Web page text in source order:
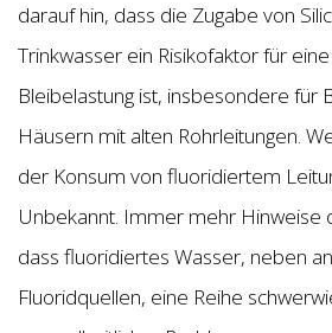
darauf hin, dass die Zugabe von
Trinkwasser ein Risikofaktor für
Bleibelastung ist, insbesondere für
Häusern mit alten Rohrleitungen.
der Konsum von fluoridiertem
Unbekannt. Immer mehr Hinweise
dass fluoridiertes Wasser, neben
Fluoridquellen, eine Reihe